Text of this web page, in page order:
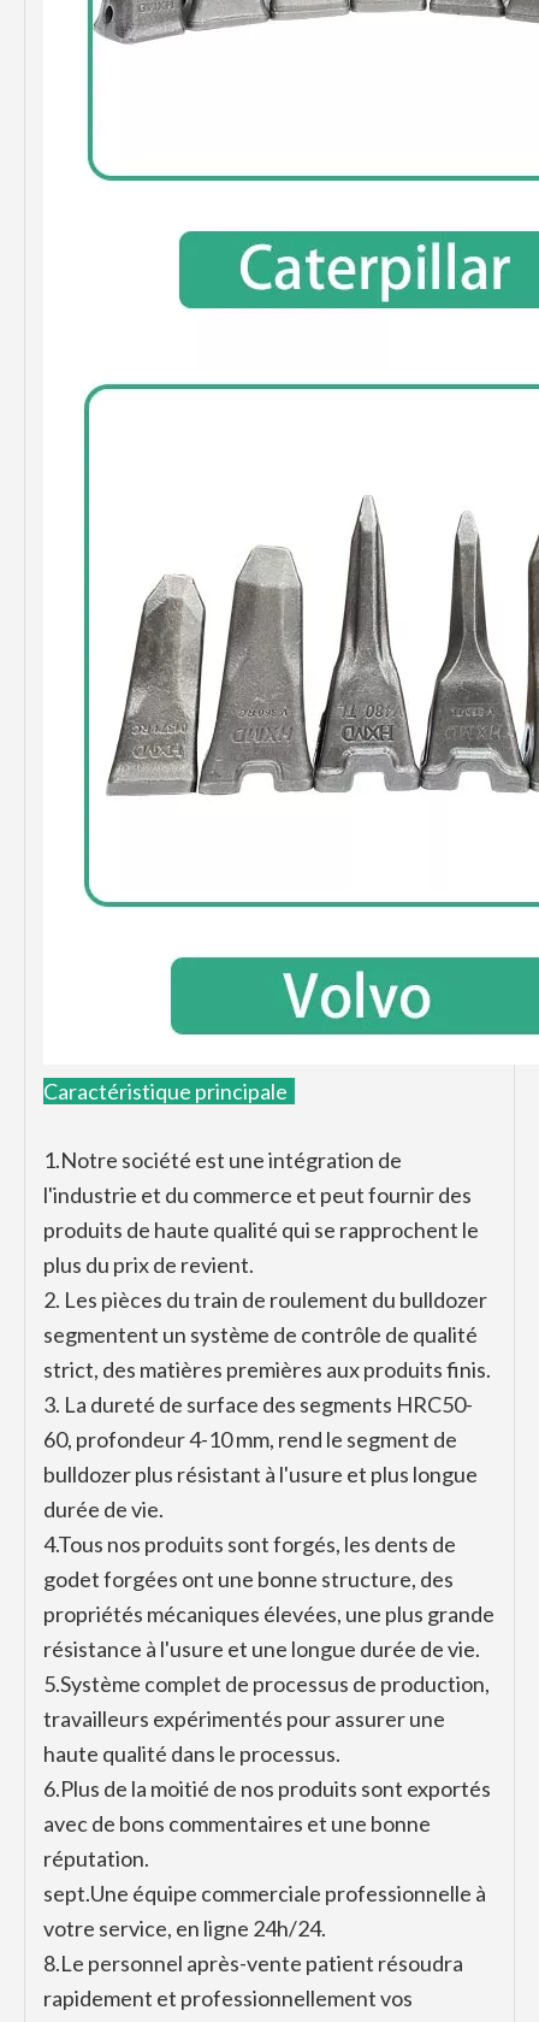
Caractéristique principale
1.Notre société est une intégration de
l'industrie et du commerce et peut fournir des
produits de haute qualité qui se rapprochent le
plus du prix de revient.
2. Les pièces du train de roulement du bulldozer
segmentent un système de contrôle de qualité
strict, des matières premières aux produits finis.
3. La dureté de surface des segments HRC50-
60, profondeur 4-10 mm, rend le segment de
bulldozer plus résistant à l'usure et plus longue
durée de vie.
4.Tous nos produits sont forgés, les dents de
godet forgées ont une bonne structure, des
propriétés mécaniques élevées, une plus grande
résistance à l'usure et une longue durée de vie.
5.Système complet de processus de production,
travailleurs expérimentés pour assurer une
haute qualité dans le processus.
6.Plus de la moitié de nos produits sont exportés
avec de bons commentaires et une bonne
réputation.
sept.Une équipe commerciale professionnelle à
votre service, en ligne 24h/24.
8.Le personnel après-vente patient résoudra
rapidement et professionnellement vos